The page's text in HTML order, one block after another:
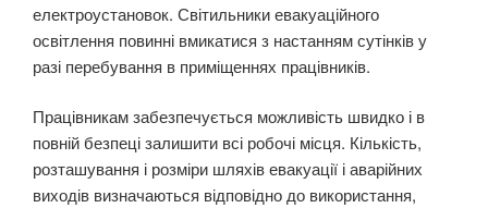
електроустановок. Світильники евакуацій­ного
освітлення повинні вмикатися з настанням сутінків у
разі перебування в приміщеннях пра­цівників.
Працівникам забезпечується можливість швидко і в
повній безпеці залишити всі робочі місця. Кількість,
розташування і розміри шляхів евакуації і аварійних
виходів визначаються відповідно до використання,